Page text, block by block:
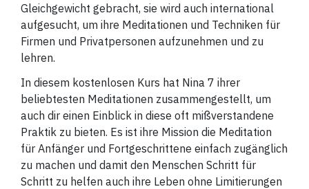
Gleichgewicht gebracht, sie wird auch international
aufgesucht, um ihre Meditationen und Techniken für
Firmen und Privatpersonen aufzunehmen und zu
lehren.
In diesem kostenlosen Kurs hat Nina 7 ihrer
beliebtesten Meditationen zusammengestellt, um
auch dir einen Einblick in diese oft mißverstandene
Praktik zu bieten. Es ist ihre Mission die Meditation
für Anfänger und Fortgeschrittene einfach zugänglich
zu machen und damit den Menschen Schritt für
Schritt zu helfen auch ihre Leben ohne Limitierungen